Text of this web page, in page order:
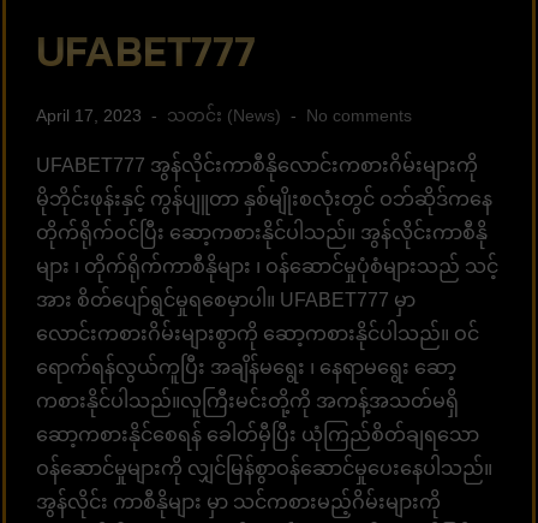
UFABET777
April 17, 2023 သတင်း (News) No comments
UFABET777 အွန်လိုင်းကာစီနိုလောင်းကစားဂိမ်းများကို
မိုဘိုင်းဖုန်းနှင့် ကွန်ပျူတာ နှစ်မျိုးစလုံးတွင် ဝဘ်ဆိုဒ်ကနေ
တိုက်ရိုက်ဝင်ပြီး ဆော့ကစားနိုင်ပါသည်။ အွန်လိုင်းကာစီနို
များ ၊ တိုက်ရိုက်ကာစီနိုများ ၊ ဝန်ဆောင်မှုပုံစံများသည် သင့်
အား စိတ်ပျော်ရွင်မှုရစေမှာပါ။ UFABET777 မှာ
လောင်းကစားဂိမ်းများစွာကို ဆော့ကစားနိုင်ပါသည်။ ဝင်
ရောက်ရန်လွယ်ကူပြီး အချိန်မရွေး ၊ နေရာမရွေး ဆော့
ကစားနိုင်ပါသည်။လူကြီးမင်းတို့ကို အကန့်အသတ်မရှိ
ဆော့ကစားနိုင်စေရန် ခေါတ်မှီပြီး ယုံကြည်စိတ်ချရသော
ဝန်ဆောင်မှုများကို လျှင်မြန်စွာဝန်ဆောင်မှုပေးနေပါသည်။
အွန်လိုင်း ကာစီနိုများ မှာ သင်ကစားမည့်ဂိမ်းများကို